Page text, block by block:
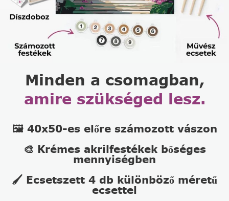
Minden a csomagban,
amire szükséged lesz.
🖼️ 40x50-es előre számozott vászon
🎨 Krémes akrilfestékek bőséges
mennyiségben
🖌️ Ecsetszett 4 db különböző méretű
ecsettel